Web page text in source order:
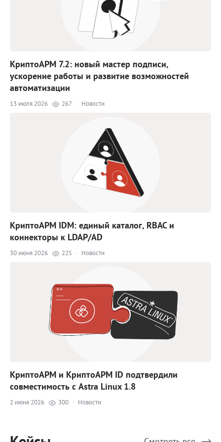
КриптоАРМ 7.2: новый мастер подписи,
ускорение работы и развитие возможностей
автоматизации
13 июля 2026 267 · Новости
КриптоАРМ IDM: единый каталог, RBAC и
коннекторы к LDAP/AD
30 июня 2026 225 · Новости
КриптоАРМ и КриптоАРМ ID подтвердили
совместимость с Astra Linux 1.8
2 июня 2026 300 · Новости